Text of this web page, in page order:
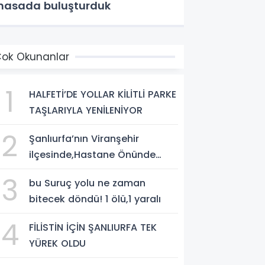
buluşturduk
Okunanlar
1
HALFETİ’DE YOLLAR KİLİTLİ PARKE
TAŞLARIYLA YENİLENİYOR
2
Şanlıurfa’nın Viranşehir
ilçesinde,Hastane Önünde
3
bu Suruç yolu ne zaman
bitecek döndü! 1 ölü,1 yaralı
4
FİLİSTİN İÇİN ŞANLIURFA TEK
YÜREK OLDU